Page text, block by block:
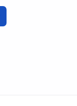
أداء البطاريات وعمرها
البطارية، أو ترغب